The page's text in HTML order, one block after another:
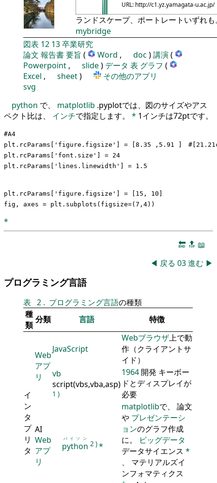
URL:http://c1.yz.yamagata-u.ac.jp/
ランドスケープ、ポートレートいずれも
mybridge
図表 12 13卒業研究
論文 報告書要旨 ( Word , doc )講演(
Powerpoint , slide) データ 表 グラフ (
Excel , sheet)
その他のアプリ
svg
python で、 matplotlib .pyplotでは、図のサイズやアス
ペクト比は、 インチで指定します。 * 1インチは72ptです。
#A4
plt.rcParams['figure.figsize'] = [8.35 ,5.91 ]　
plt.rcParams['font.size'] = 24
plt.rcParams['lines.linewidth'] = 1.5
plt.rcParams['figure.figsize'] = [15, 10]
*
🔚 🔝 📖
◀ 戻る 03進む ▶
プログラミング言語
表 2 . プログラミング言語の種類
種
類
分類 言語 特徴
イ
ン
タ
プ
リ
タ
Web
アプ
リ
JavaScript
Webブラウザ上で動
作（クライアントサ
イド）
vb
script(vbs,vba,asp)
1 )
1964 開発 キーボー
ドとディスプレイが
必要
AI
Web
アプ
リ
python
パイソン
2 )*
matplotlibで、 論文
や プレゼンテーシ
ョンのグラフ作成
に。
ビッグデータ
データサイエンス *
、 マテリアルズイ
ンフォマティクス